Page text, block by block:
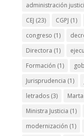
administración
CEJ (23) CGPJ (1)
congreso (1)
Directora (1)
Formación (1)
Jurisprudencia (1)
letrados(3)
Ministra Justicia (1)
modernización (1)